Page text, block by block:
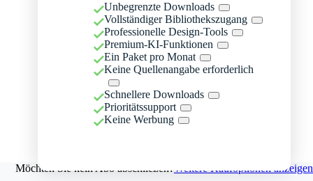
Unbegrenzte Downloads
Vollständiger Bibliothekszugang
Professionelle Design-Tools
Premium-KI-Funktionen
Ein Paket pro Monat
Keine Quellenangabe erforderlich
Schnellere Downloads
Prioritätssupport
Keine Werbung
Möchten Sie kein Abo abschließen?Weitere Kaufoptionen anzeigen